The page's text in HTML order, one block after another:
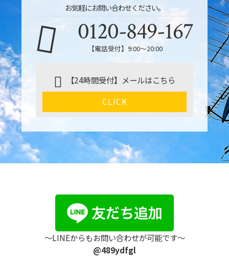
お気軽にお問い合わせください。
0120-849-167
【電話受付】9:00〜20:00
【24時間受付】メールはこちら
CLICK
〜LINEからもお問い合わせが可能です〜
@489ydfgl